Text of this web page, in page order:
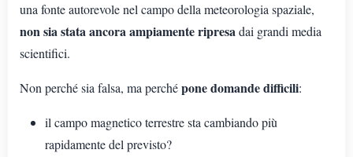
una fonte autorevole nel campo della meteorologia spaziale,
non sia stata ancora ampiamente ripresadai grandi media
scientifici.
Non perché sia falsa, ma perchépone domande difficili:
il campo magnetico terrestre sta cambiando più
rapidamente del previsto?